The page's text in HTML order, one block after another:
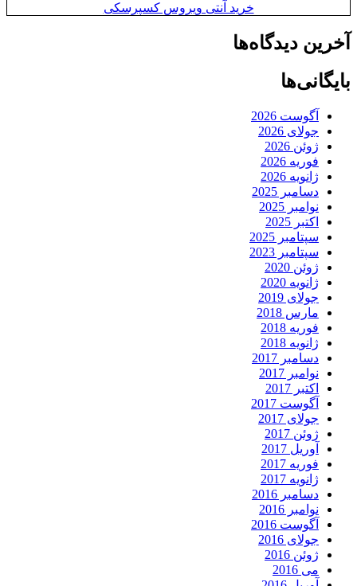
خرید آنتی ویروس کسپرسکی
آخرین دیدگاه‌ها
بایگانی‌ها
آگوست 2026
جولای 2026
ژوئن 2026
فوریه 2026
ژانویه 2026
دسامبر 2025
نوامبر 2025
اکتبر 2025
سپتامبر 2025
سپتامبر 2023
ژوئن 2020
ژانویه 2020
جولای 2019
مارس 2018
فوریه 2018
ژانویه 2018
دسامبر 2017
نوامبر 2017
اکتبر 2017
آگوست 2017
جولای 2017
ژوئن 2017
آوریل 2017
فوریه 2017
ژانویه 2017
دسامبر 2016
نوامبر 2016
آگوست 2016
جولای 2016
ژوئن 2016
می 2016